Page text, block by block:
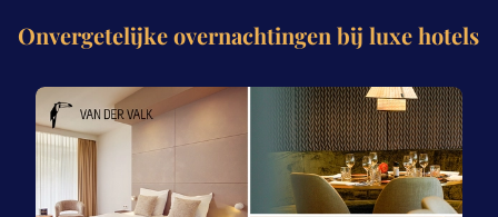
Onvergetelijke overnachtingen bij luxe hotels